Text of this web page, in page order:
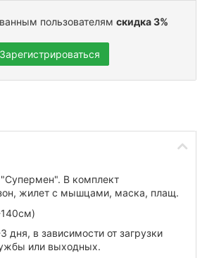
пользователям скидка 3%
Зарегистрироваться
В комплект
жилет с мышцами, маска, плащ.
дня, в зависимости от загрузки
или выходных.